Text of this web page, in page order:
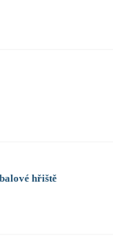
hřiště